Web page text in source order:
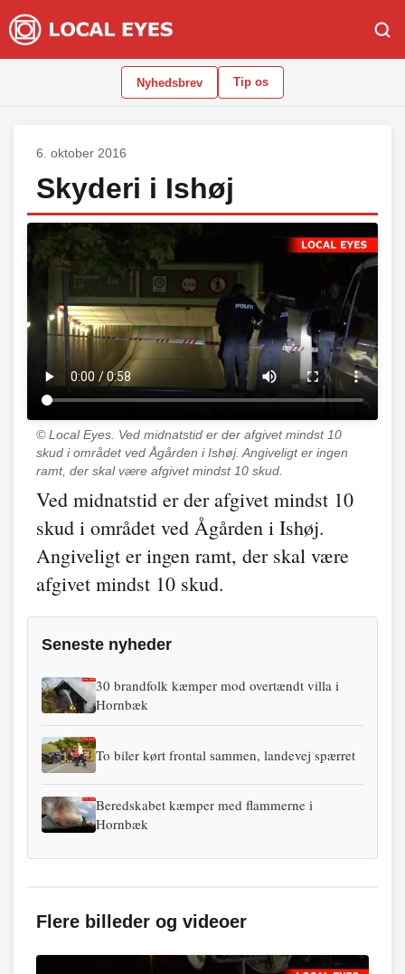
Nyhedsbrev Tip os
6. oktober 2016
Skyderi i Ishøj
© Local Eyes. Ved midnatstid er der afgivet mindst 10
skud i området ved Ågården i Ishøj. Angiveligt er ingen
ramt, der skal være afgivet mindst 10 skud.
Ved midnatstid er der afgivet mindst 10
skud i området ved Ågården i Ishøj.
Angiveligt er ingen ramt, der skal være
afgivet mindst 10 skud.
Seneste nyheder
30 brandfolk kæmper mod overtændt villa i
Hornbæk
To biler kørt frontal sammen, landevej spærret
Beredskabet kæmper med flammerne i
Hornbæk
Flere billeder og videoer